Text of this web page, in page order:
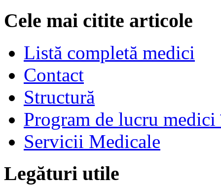
Cele mai citite articole
Listă completă medici
Contact
Structură
Program de lucru
Servicii Medicale
Legături utile